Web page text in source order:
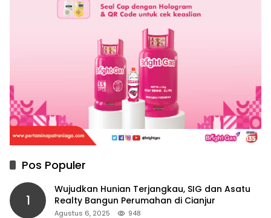
Pos Populer
1
Wujudkan Hunian Terjangkau, SIG dan Asatu
Realty Bangun Perumahan di Cianjur
Agustus 6, 2025 948